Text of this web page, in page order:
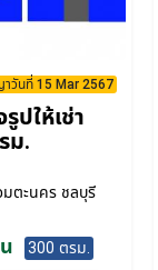
วันที่ 15 Mar 2567
ปให้เช่า
ม.
ตะนคร ชลบุรี
300 ตรม.